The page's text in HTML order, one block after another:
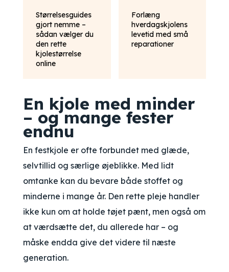
Størrelsesguides
gjort nemme –
sådan vælger du
den rette
kjolestørrelse
online
Forlæng
hverdagskjolens
levetid med små
reparationer
En kjole med minder
– og mange fester
endnu
En festkjole er ofte forbundet med glæde,
selvtillid og særlige øjeblikke. Med lidt
omtanke kan du bevare både stoffet og
minderne i mange år. Den rette pleje handler
ikke kun om at holde tøjet pænt, men også om
at værdsætte det, du allerede har – og
måske endda give det videre til næste
generation.